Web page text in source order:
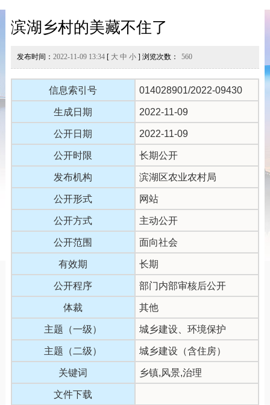
滨湖乡村的美藏不住了
发布时间： 2022-11-09 13:34[ 大 中 小] 浏览次数： 560
信息索引号 014028901/2022-09430
生成日期 2022-11-09
公开日期 2022-11-09
公开时限 长期公开
发布机构 滨湖区农业农村局
公开形式 网站
公开方式 主动公开
公开范围 面向社会
有效期 长期
公开程序 部门内部审核后公开
体裁 其他
主题（一级） 城乡建设、环境保护
主题（二级） 城乡建设（含住房）
关键词 乡镇,风景,治理
文件下载